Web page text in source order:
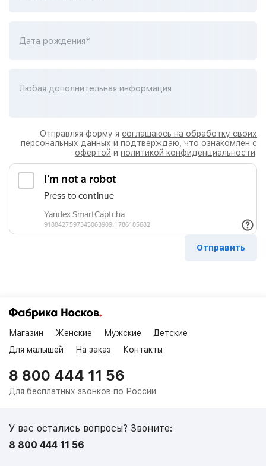
Дата рождения*
Любая дополнительная информация
Отправляя форму я соглашаюсь на обработку своих
персональных данных и подтверждаю, что ознакомлен с
офертой и политикой конфиденциальности.
Магазин Женские Мужские
Детские
Для малышей
На заказ Контакты
8 800 444 11 56
Для бесплатных звонков по России
У вас остались вопросы? Звоните:
8 800 444 11 56